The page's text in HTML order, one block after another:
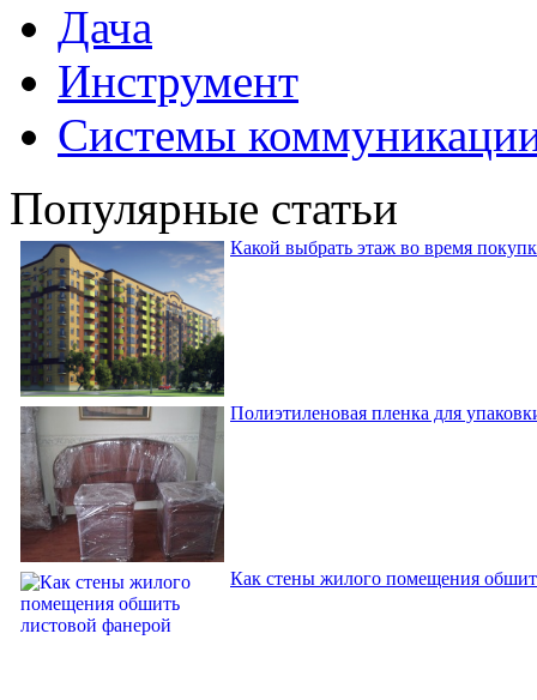
Дача
Инструмент
Системы
Популярные статьи
Какой выбрать этаж во время
Полиэтиленовая пленка для
Как стены жилого помещения